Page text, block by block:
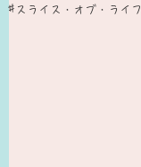
#スライス・オブ・ライフ